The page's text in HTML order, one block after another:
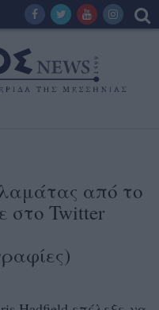
από το
στο Twitter